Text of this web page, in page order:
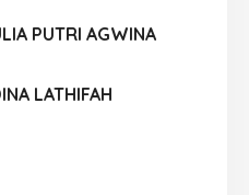
PUTRI AGWINA
LATHIFAH